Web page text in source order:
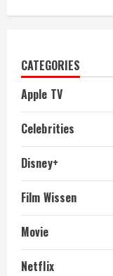
CATEGORIES
Apple TV
Celebrities
Disney+
Film Wissen
Movie
Netflix